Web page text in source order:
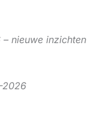
nieuwe inzichten
2026